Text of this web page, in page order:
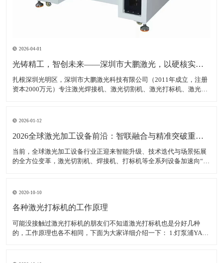
2026-04-01
光铸精工，智创未来——深圳市大鹏激光，以硬核实力领跑激光装备赛道
扎根深圳光明区，深圳市大鹏激光科技有限公司（2011年成立，注册
资本2000万元）专注激光焊接机、激光切割机、激光打标机、激光雕
钣金加工等多领域，精准服务各类制造企业、跨境卖家
2026-01-12
2026全球激光加工设备前沿：智联融合与精准突破重塑智造生态
当前，全球激光加工设备行业正迎来智能升级、技术迭代与场景拓展
的全方位变革，激光切割机、焊接机、打标机等全系列设备加速向“高
达380亿美元，年均增长率稳定在7.5%以上，中
2020-10-10
各种激光打标机的工作原理
可能没接触过激光打标机的朋友们不知道激光打标机也是分好几种
的，工作原理也各不相同，下面为大家详细介绍一下： 1.灯泵浦YAG
光，将激光能量放大后就形成对材料加工的激光束。 2.